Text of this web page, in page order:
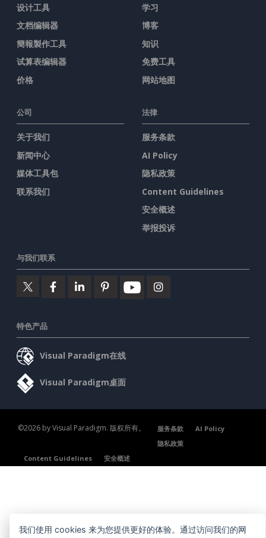
设计工具
文档编辑器
簡報製作工具
试算表编辑器
价格
学习
博客
知识
免费工具
网站地图
公司
关于我们
新闻中心
媒体工具包
联系我们
法律
服务条款
AI Policy
隐私政策
Content Guidelines
安全概述
举报投诉
与我们联系
特色产品
Visual Paradigm在线
Visual Paradigm桌面
©2026 by Visual Paradigm. 版权所有。 服务条款
AI Policy
隐私政策
Content Guidelines
安全概述
我们使用 cookies 来为您提供更好的体验。通过访问我们的网